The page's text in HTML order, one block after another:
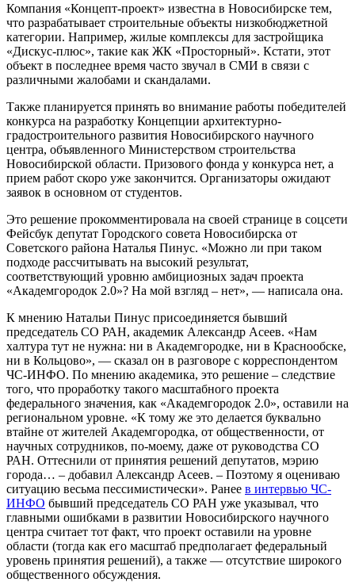
Компания «Концепт-проект» известна в Новосибирске тем,
что разрабатывает строительные объекты низкобюджетной
категории. Например, жилые комплексы для застройщика
«Дискус-плюс», такие как ЖК «Просторный». Кстати, этот
объект в последнее время часто звучал в СМИ в связи с
различными жалобами и скандалами.
Также планируется принять во внимание работы победителей
конкурса на разработку Концепции архитектурно-
градостроительного развития Новосибирского научного
центра, объявленного Министерством строительства
Новосибирской области. Призового фонда у конкурса нет, а
прием работ скоро уже закончится. Организаторы ожидают
заявок в основном от студентов.
Это решение прокомментировала на своей странице в соцсети
Фейсбук депутат Городского совета Новосибирска от
Советского района Наталья Пинус. «Можно ли при таком
подходе рассчитывать на высокий результат,
соответствующий уровню амбициозных задач проекта
«Академгородок 2.0»? На мой взгляд – нет», — написала она.
К мнению Натальи Пинус присоединяется бывший
председатель СО РАН, академик Александр Асеев. «Нам
халтура тут не нужна: ни в Академгородке, ни в Краснообске,
ни в Кольцово», — сказал он в разговоре с корреспондентом
ЧС-ИНФО. По мнению академика, это решение – следствие
того, что проработку такого масштабного проекта
федерального значения, как «Академгородок 2.0», оставили на
региональном уровне. «К тому же это делается буквально
втайне от жителей Академгородка, от общественности, от
научных сотрудников, по-моему, даже от руководства СО
РАН. Оттеснили от принятия решений депутатов, мэрию
города… – добавил Александр Асеев. – Поэтому я оцениваю
ситуацию весьма пессимистически». Ранее в интервью ЧС-
ИНФО бывший председатель СО РАН уже указывал, что
главными ошибками в развитии Новосибирского научного
центра считает тот факт, что проект оставили на уровне
области (тогда как его масштаб предполагает федеральный
уровень принятия решений), а также — отсутствие широкого
общественного обсуждения.